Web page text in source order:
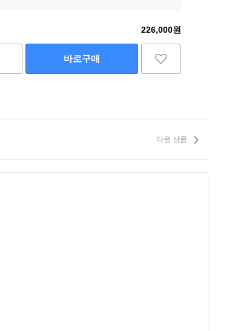
226,000원
바로구매
다음 상품